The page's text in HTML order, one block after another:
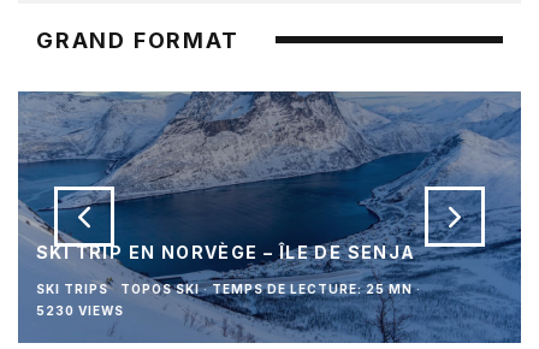
GRAND FORMAT
SKI TRIP EN NORVÈGE – ÎLE DE SENJA
SKI TRIPS TOPOS SKI · TEMPS DE LECTURE: 25 MN ·
5230 VIEWS